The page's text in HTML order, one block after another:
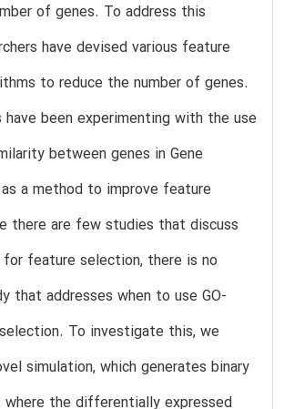
of genes. To address this
have devised various feature
to reduce the number of genes.
been experimenting with the use
between genes in Gene
a method to improve feature
there are few studies that discuss
for feature selection, there is no
that addresses when to use GO-
To investigate this, we
simulation, which generates binary
where the differentially expressed